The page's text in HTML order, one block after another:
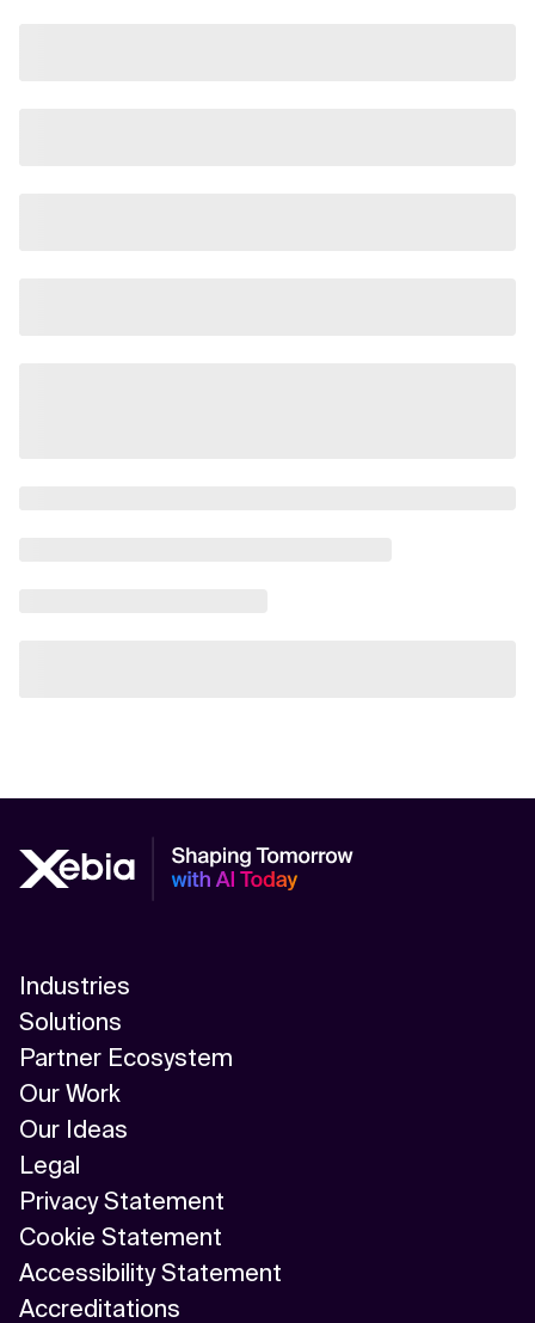
Industries
Solutions
Partner Ecosystem
Our Work
Our Ideas
Legal
Privacy Statement
Cookie Statement
Accessibility Statement
Accreditations